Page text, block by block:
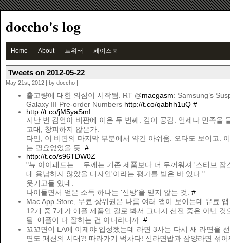
doccho's log
Home About 트위터 페이스북
Tweets on 2012-05-22
May 21st, 2012 | by doccho |
출고량에 대한 의심이 시작됨. RT @macgasm: Samsung’s
Galaxy III Pre-order Numbers http://t.co/qabhh1uQ #
http://t.co/jM5yaSmI
지난 번 김연아 비판에 이은 두 번째. 깊이 공감. 언제나 민족을
고대, 창피하지 않은가.
다만, 이 비판의 마지막 부분에서 약간 아쉬움. 오타도 보이고.
는 필요없었을 듯. #
http://t.co/s96TDW0Z
"뉴 아이패드는… 두께는 기존 제품보다 더 두꺼워져 '스티브 잡
대 용납하지 않았을 디자인'이라는 평가를 받은 바 있다."
웃기고들 있네.
나이들면서 얻은 소득 하나는 '신방'을 믿지 않는 것. #
Mac App Store, 무료 상위권은 나름 여러 앱이 보이는데 유료
12개 중 7개가 애플 제품인 걸로 봐서 그다지 선전 중은 아닌 것
됨. 애플이 다 잘하는 건 아니라니까. #
꼬꼬면이 LA에 이제야 입성했는데 라면 3사는 다시 새 라면을
면도 패션의 시대?! 따라가기 벅차다! 신라면밥과 삼양라면 섞